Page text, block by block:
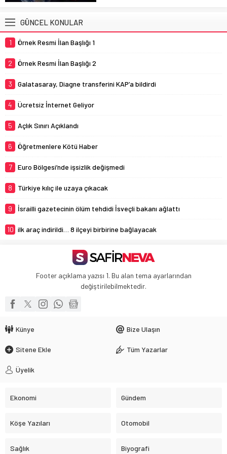
GÜNCEL KONULAR
1 Örnek Resmi İlan Başlığı 1
2 Örnek Resmi İlan Başlığı 2
3 Galatasaray, Diagne transferini KAP’a bildirdi
4 Ücretsiz İnternet Geliyor
5 Açlık Sınırı Açıklandı
6 Öğretmenlere Kötü Haber
7 Euro Bölgesi’nde işsizlik değişmedi
8 Türkiye kılıç ile uzaya çıkacak
9 İsrailli gazetecinin ölüm tehdidi İsveçli bakanı ağlattı
10 ilk araç indirildi… 8 ilçeyi birbirine bağlayacak
Footer açıklama yazısı 1. Bu alan tema ayarlarından
değiştirilebilmektedir.
Künye Bize Ulaşın
Sitene Ekle Tüm Yazarlar
Üyelik
Ekonomi Gündem
Köşe Yazıları Otomobil
Sağlık Biyografi